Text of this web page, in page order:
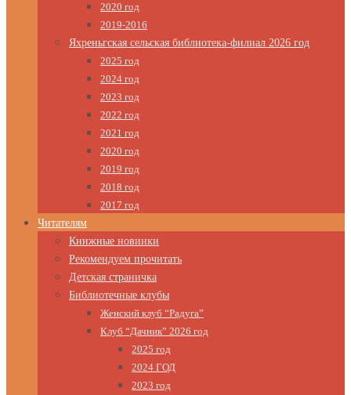
2020 год
2019-2016
Яхреньгская сельская библиотека-филиал 2026 год
2025 год
2024 год
2023 год
2022 год
2021 год
2020 год
2019 год
2018 год
2017 год
Читателям
Книжные новинки
Рекомендуем прочитать
Детская страничка
Библиотечные клубы
Женский клуб “Радуга”
Клуб “Дачник” 2026 год
2025 год
2024 ГОД
2023 год